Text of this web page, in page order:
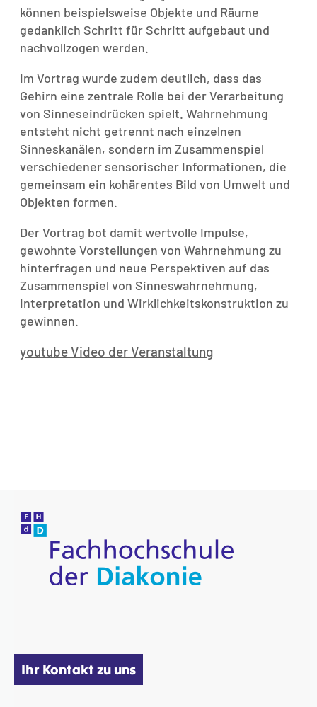
können beispielsweise Objekte und Räume
gedanklich Schritt für Schritt aufgebaut und
nachvollzogen werden.
Im Vortrag wurde zudem deutlich, dass das
Gehirn eine zentrale Rolle bei der Verarbeitung
von Sinneseindrücken spielt. Wahrnehmung
entsteht nicht getrennt nach einzelnen
Sinneskanälen, sondern im Zusammenspiel
verschiedener sensorischer Informationen, die
gemeinsam ein kohärentes Bild von Umwelt und
Objekten formen.
Der Vortrag bot damit wertvolle Impulse,
gewohnte Vorstellungen von Wahrnehmung zu
hinterfragen und neue Perspektiven auf das
Zusammenspiel von Sinneswahrnehmung,
Interpretation und Wirklichkeitskonstruktion zu
gewinnen.
youtube Video der Veranstaltung
Ihr Kontakt zu uns